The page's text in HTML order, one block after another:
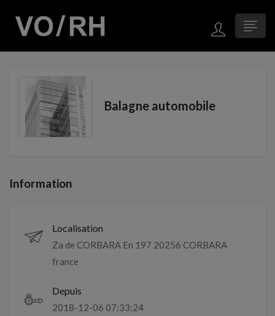
Balagne automobile
Information
Localisation
Za de CORBARA En 197 20256 CORBARA
france
Depuis
2018-12-06 07:33:24